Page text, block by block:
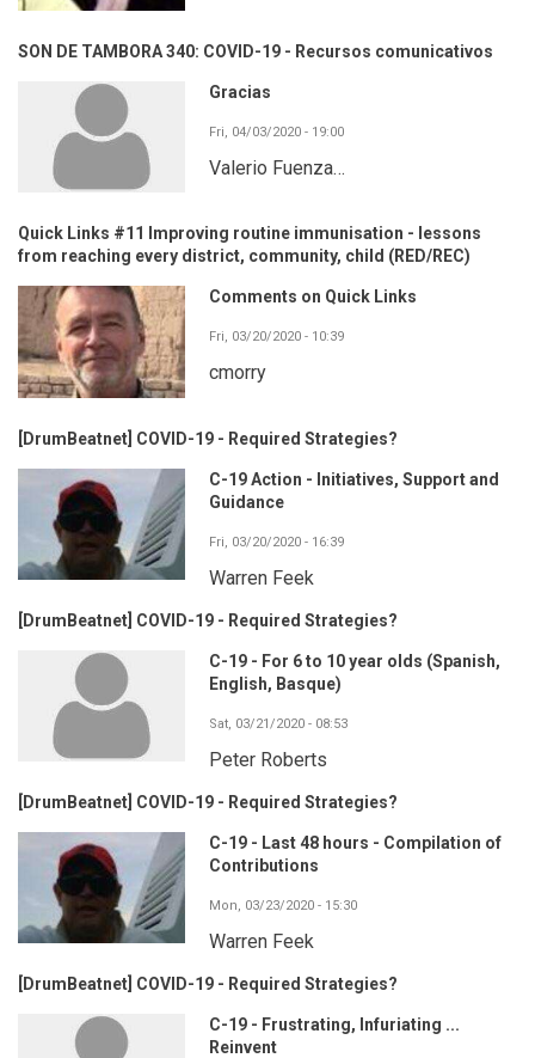
SON DE TAMBORA 340: COVID-19 - Recursos comunicativos
Gracias
Fri, 04/03/2020 - 19:00
Valerio Fuenza…
Quick Links #11 Improving routine immunisation - lessons
from reaching every district, community, child (RED/REC)
Comments on Quick Links
Fri, 03/20/2020 - 10:39
cmorry
[DrumBeatnet] COVID-19 - Required Strategies?
C-19 Action - Initiatives, Support and
Guidance
Fri, 03/20/2020 - 16:39
Warren Feek
[DrumBeatnet] COVID-19 - Required Strategies?
C-19 - For 6 to 10 year olds (Spanish,
English, Basque)
Sat, 03/21/2020 - 08:53
Peter Roberts
[DrumBeatnet] COVID-19 - Required Strategies?
C-19 - Last 48 hours - Compilation of
Contributions
Mon, 03/23/2020 - 15:30
Warren Feek
[DrumBeatnet] COVID-19 - Required Strategies?
C-19 - Frustrating, Infuriating ...
Reinvent